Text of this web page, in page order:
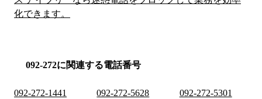
化できます。
092-272に関連する電話番号
092-272-1441 092-272-5628
092-272-5301